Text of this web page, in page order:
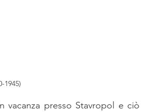
1945)
vacanza presso Stavropol e ciò